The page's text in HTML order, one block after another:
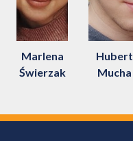
Marlena
Świerzak
Hubert
Mucha